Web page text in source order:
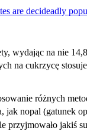
are decideadly
wydając na nie
na cukrzycę
różnych
jak nopal (gatunek
przyjmowało jakiś